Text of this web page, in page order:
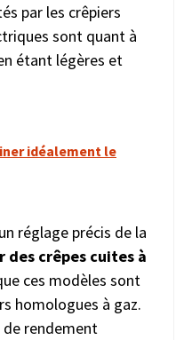
par les crêpiers
sont quant à
étant légères et
idéalement le
réglage précis de la
des crêpes cuites à
ces modèles sont
homologues à gaz.
de rendement